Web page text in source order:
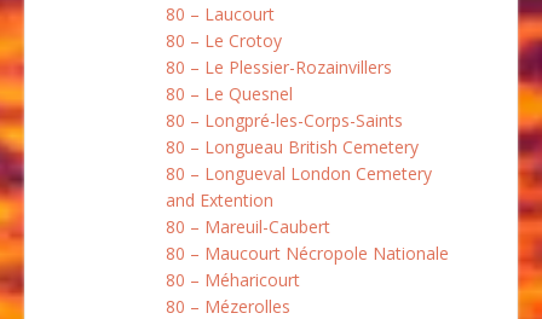
80 – Laucourt
80 – Le Crotoy
80 – Le Plessier-Rozainvillers
80 – Le Quesnel
80 – Longpré-les-Corps-Saints
80 – Longueau British Cemetery
80 – Longueval London Cemetery
and Extention
80 – Mareuil-Caubert
80 – Maucourt Nécropole Nationale
80 – Méharicourt
80 – Mézerolles